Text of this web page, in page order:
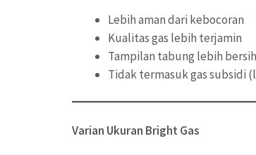
Lebih aman dari kebocoran
Kualitas gas lebih terjamin
Tampilan tabung lebih
Tidak termasuk gas subsidi
Varian Ukuran Bright Gas